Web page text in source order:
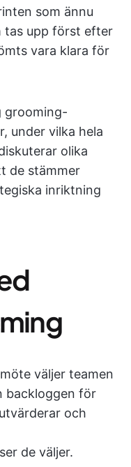
som ännu
tas upp först efter
vara klara för
grooming-
under vilka hela
olika
de stämmer
inriktning
väljer teamen
backloggen för
och
de väljer.